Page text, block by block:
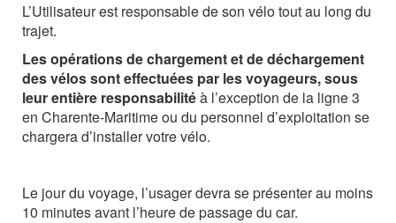
L’Utilisateurest responsabledeson vélotoutau long du
trajet.
Les opérations de chargement et de déchargement
des vélos sont effectuées par les voyageurs, sous
leur entière responsabilitéà l’exception de la ligne 3
en Charente-Maritime ou du personnel d’exploitation se
chargera d’installer votre vélo.
Le jour du voyage, l’usager devra se présenter au moins
10 minutes avant l’heure de passage du car.